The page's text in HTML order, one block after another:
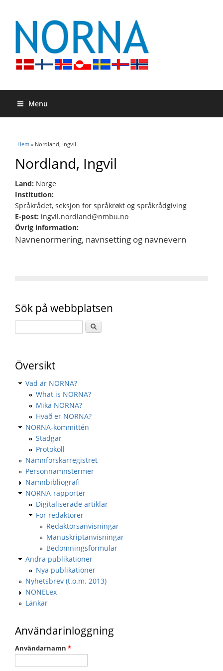
Menu
Du är här
Hem » Nordland, Ingvil
Nordland, Ingvil
Land: Norge
Institution:
Språkrådet, seksjon for språkrøkt og språkrådgiving
E-post: ingvil.nordland@nmbu.no
Övrig information:
Navnenormering, navnsetting og navnevern
Sök på webbplatsen
Översikt
Vad är NORNA?
What is NORNA?
Mikä NORNA?
Hvað er NORNA?
NORNA-kommittén
Stadgar
Protokoll
Namnforskarregistret
Personnamnstermer
Namnbibliografi
NORNA-rapporter
Digitaliserade artiklar
För redaktörer
Redaktörsanvisningar
Manuskriptanvisningar
Bedömningsformulär
Andra publikationer
Nya publikationer
Nyhetsbrev (t.o.m. 2013)
NONELex
Länkar
Användarinloggning
Användarnamn *